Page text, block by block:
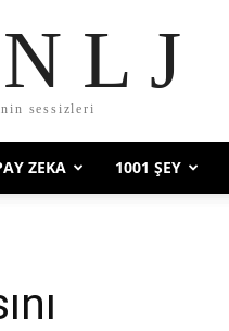
L J
sessizleri
ZEKA 1001 ŞEY